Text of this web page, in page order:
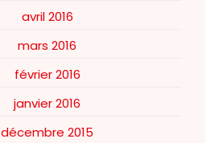
avril 2016
mars 2016
février 2016
janvier 2016
décembre 2015